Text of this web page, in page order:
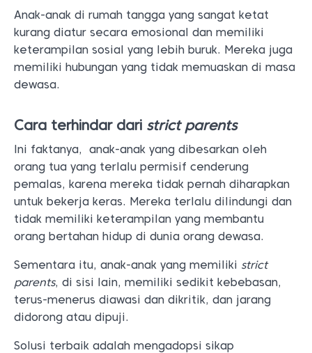
Anak-anak di rumah tangga yang sangat ketat
kurang diatur secara emosional dan memiliki
keterampilan sosial yang lebih buruk. Mereka juga
memiliki hubungan yang tidak memuaskan di masa
dewasa.
Cara terhindar dari strict parents
Ini faktanya, anak-anak yang dibesarkan oleh
orang tua yang terlalu permisif cenderung
pemalas, karena mereka tidak pernah diharapkan
untuk bekerja keras. Mereka terlalu dilindungi dan
tidak memiliki keterampilan yang membantu
orang bertahan hidup di dunia orang dewasa.
Sementara itu, anak-anak yang memiliki strict
parents, di sisi lain, memiliki sedikit kebebasan,
terus-menerus diawasi dan dikritik, dan jarang
didorong atau dipuji.
Solusi terbaik adalah mengadopsi sikap